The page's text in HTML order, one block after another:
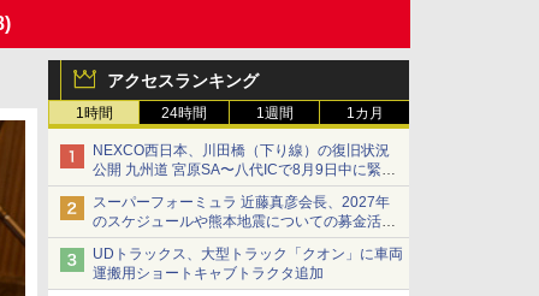
アクセスランキング
1時間 24時間 1週間 1カ月
NEXCO西日本、川田橋（下り線）の復旧状況
公開 九州道 宮原SA〜八代ICで8月9日中に緊急
車両を通行可能に
スーパーフォーミュラ 近藤真彦会長、2027年
のスケジュールや熊本地震についての募金活動
を紹介
UDトラックス、大型トラック「クオン」に車両
運搬用ショートキャブトラクタ追加